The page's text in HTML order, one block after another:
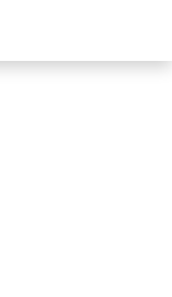
Wybory rektorskie